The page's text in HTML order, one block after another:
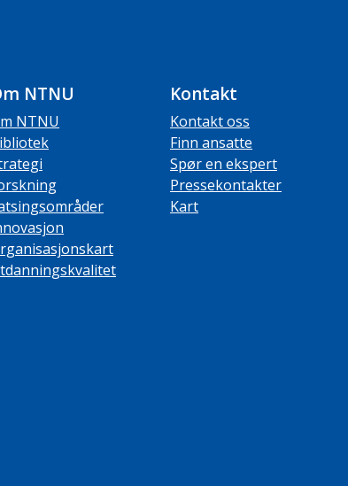
NTNU
NTNU
Kontakt
Kontakt oss
Finn ansatte
Spør en ekspert
Pressekontakter
Kart